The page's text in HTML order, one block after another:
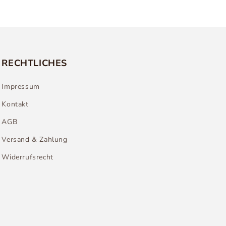
RECHTLICHES
Impressum
Kontakt
AGB
Versand & Zahlung
Widerrufsrecht